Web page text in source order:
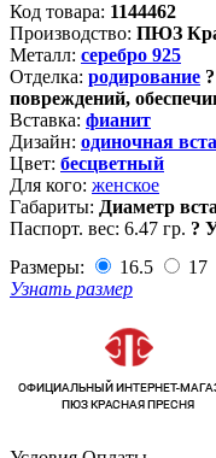
Код товара: 1144462
Производство: ПЮЗ
Металл: серебро 925
Отделка: родирование ?
повреждений,
Вставка: фианит
Дизайн: одиночная
Цвет: бесцветный
Для кого: женское
Габариты: Диаметр
Паспорт. вес: 6.47 гр. ?
Размеры:
16.5 17
Узнать размер